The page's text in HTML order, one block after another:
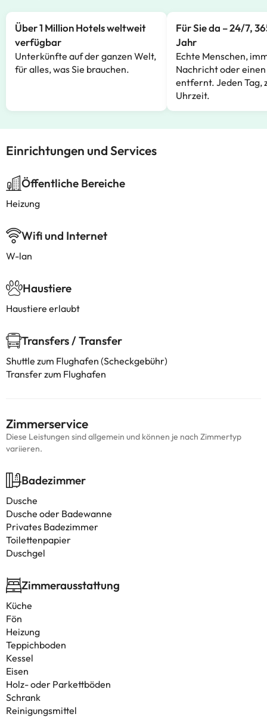
Über 1 Million Hotels weltweit
verfügbar
Unterkünfte auf der ganzen Welt,
für alles, was Sie brauchen.
Für Sie da – 24/7,
Jahr
Echte Menschen,
Nachricht oder
entfernt. Jeden Tag,
Uhrzeit.
Einrichtungen und Services
Öffentliche Bereiche
Heizung
Wifi und Internet
W-lan
Haustiere
Haustiere erlaubt
Transfers / Transfer
Shuttle zum Flughafen (Scheckgebühr)
Transfer zum Flughafen
Zimmerservice
Diese Leistungen sind allgemein und können je nach Zimmertyp
variieren.
Badezimmer
Dusche
Dusche oder Badewanne
Privates Badezimmer
Toilettenpapier
Duschgel
Zimmerausstattung
Küche
Fön
Heizung
Teppichboden
Kessel
Eisen
Holz- oder Parkettböden
Schrank
Reinigungsmittel